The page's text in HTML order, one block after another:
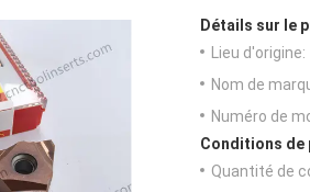
Détails sur le
Lieu d'origine:
Nom de
Numéro de
Conditions de
Quantité de